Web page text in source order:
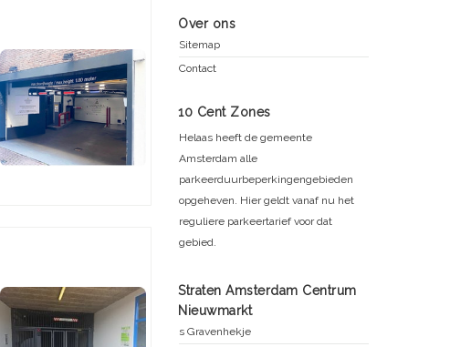
Over ons
Sitemap
Contact
10 Cent Zones
Helaas heeft de gemeente
Amsterdam alle
parkeerduurbeperkingengebieden
opgeheven. Hier geldt vanaf nu het
reguliere parkeertarief voor dat
gebied.
Straten Amsterdam Centrum
Nieuwmarkt
s Gravenhekje